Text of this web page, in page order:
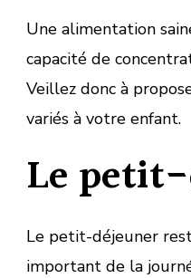
Une alimentation
capacité de
Veillez donc à
variés à votre enfant.
Le
Le petit-déjeuner
important de la